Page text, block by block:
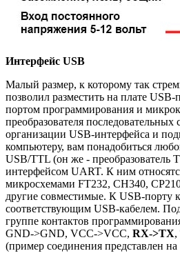
Интерфейс USB
Малый размер, к которому так
позволил разместить на плате
портом программирования и
преобразователя последовательных
организации USB-интерфейса и
компьютеру, вам понадобиться
USB/TTL (он же - преобразователь
интерфейсом UART. К ним
микросхемами FT232, CH340,
другие совместимые. К USB-порту
соответствующим USB-кабелем.
группе контактов
GND->GND, VCC->VCC, RX->TX,
(пример соединения представлен